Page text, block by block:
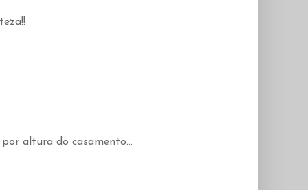
altura do casamento...